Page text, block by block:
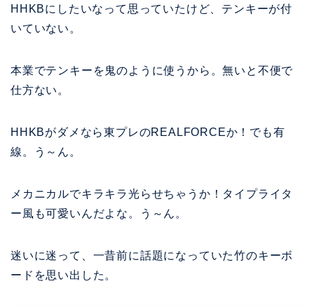
HHKBにしたいなって思っていたけど、テンキーが付
いていない。
本業でテンキーを鬼のように使うから。無いと不便で
仕方ない。
HHKBがダメなら東プレのREALFORCEか！でも有
線。う～ん。
メカニカルでキラキラ光らせちゃうか！ タイプライタ
ー風も可愛いんだよな。う～ん 。
迷いに迷って、一昔前に話題になっていた竹のキーボ
ードを思い出した。